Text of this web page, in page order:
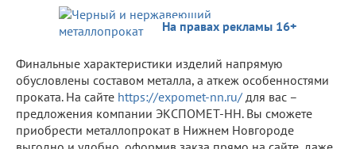
На правах рекламы 16+
Финальные характеристики изделий напрямую
обусловлены составом металла, а аткеж особенностями
проката. На сайте https://expomet-nn.ru/ для вас –
предложения компании ЭКСПОМЕТ-НН. Вы сможете
приобрести металлопрокат в Нижнем Новгороде